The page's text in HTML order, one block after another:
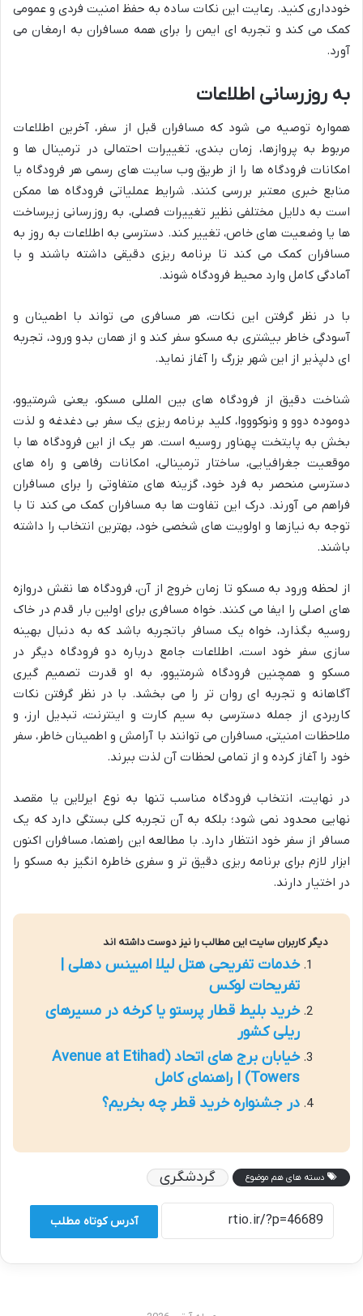
خودداری کنید. رعایت این نکات ساده به حفظ امنیت فردی و عمومی
کمک می کند و تجربه ای ایمن را برای همه مسافران به ارمغان می
آورد.
به روزرسانی اطلاعات
همواره توصیه می شود که مسافران قبل از سفر، آخرین اطلاعات
مربوط به پروازها، زمان بندی، تغییرات احتمالی در ترمینال ها و
امکانات فرودگاه ها را از طریق وب سایت های رسمی هر فرودگاه یا
منابع خبری معتبر بررسی کنند. شرایط عملیاتی فرودگاه ها ممکن
است به دلایل مختلفی نظیر تغییرات فصلی، به روزرسانی زیرساخت
ها یا وضعیت های خاص، تغییر کند. دسترسی به اطلاعات به روز به
مسافران کمک می کند تا برنامه ریزی دقیقی داشته باشند و با
آمادگی کامل وارد محیط فرودگاه شوند.
با در نظر گرفتن این نکات، هر مسافری می تواند با اطمینان و
آسودگی خاطر بیشتری به مسکو سفر کند و از همان بدو ورود، تجربه
ای دلپذیر از این شهر بزرگ را آغاز نماید.
شناخت دقیق از فرودگاه های بین المللی مسکو، یعنی شرمتیوو،
دوموده دوو و ونوکوووا، کلید برنامه ریزی یک سفر بی دغدغه و لذت
بخش به پایتخت پهناور روسیه است. هر یک از این فرودگاه ها با
موقعیت جغرافیایی، ساختار ترمینالی، امکانات رفاهی و راه های
دسترسی منحصر به فرد خود، گزینه های متفاوتی را برای مسافران
فراهم می آورند. درک این تفاوت ها به مسافران کمک می کند تا با
توجه به نیازها و اولویت های شخصی خود، بهترین انتخاب را داشته
باشند.
از لحظه ورود به مسکو تا زمان خروج از آن، فرودگاه ها نقش دروازه
های اصلی را ایفا می کنند. خواه مسافری برای اولین بار قدم در خاک
روسیه بگذارد، خواه یک مسافر باتجربه باشد که به دنبال بهینه
سازی سفر خود است، اطلاعات جامع درباره دو فرودگاه دیگر در
مسکو و همچنین فرودگاه شرمتیوو، به او قدرت تصمیم گیری
آگاهانه و تجربه ای روان تر را می بخشد. با در نظر گرفتن نکات
کاربردی از جمله دسترسی به سیم کارت و اینترنت، تبدیل ارز، و
ملاحظات امنیتی، مسافران می توانند با آرامش و اطمینان خاطر، سفر
خود را آغاز کرده و از تمامی لحظات آن لذت ببرند.
در نهایت، انتخاب فرودگاه مناسب تنها به نوع ایرلاین یا مقصد
نهایی محدود نمی شود؛ بلکه به آن تجربه کلی بستگی دارد که یک
مسافر از سفر خود انتظار دارد. با مطالعه این راهنما، مسافران اکنون
ابزار لازم برای برنامه ریزی دقیق تر و سفری خاطره انگیز به مسکو را
در اختیار دارند.
دیگر کاربران سایت این مطالب را نیز دوست داشته اند
خدمات تفریحی هتل لیلا امبینس دهلی |
تفریحات لوکس
خرید بلیط قطار پرستو یا کرخه در مسیرهای
ریلی کشور
خیابان برج های اتحاد (Avenue at Etihad
Towers) | راهنمای کامل
در جشنواره خرید قطر چه بخریم؟
دسته های هم موضوع گردشگری
آدرس کوتاه مطلب